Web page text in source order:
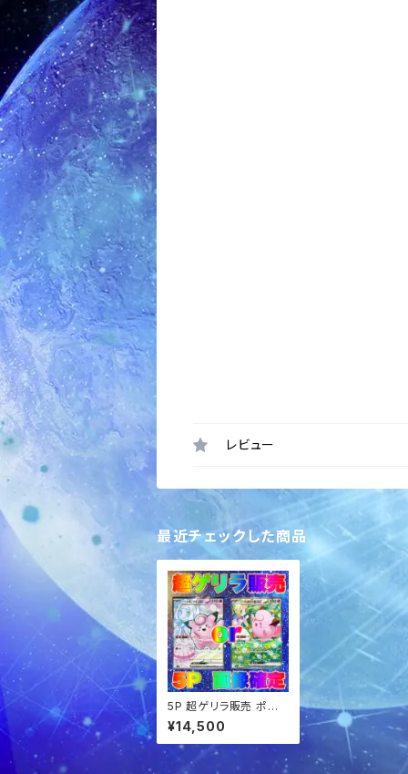
レビュー
最近チェックした商品
5P 超ゲリラ販売 ポケ
カ 超激アツ 画像確定パ
ック オリパ
¥14,500